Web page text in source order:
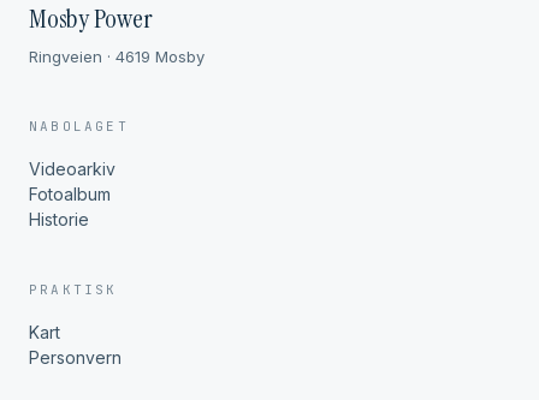
Mosby Power
Ringveien · 4619 Mosby
NABOLAGET
Videoarkiv
Fotoalbum
Historie
PRAKTISK
Kart
Personvern